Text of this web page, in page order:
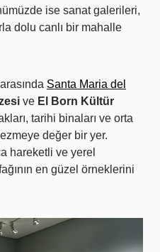
ise sanat galerileri,
dolu canlı bir mahalle
Santa Maria del
ve El Born Kültür
tarihi binaları ve orta
değer bir yer.
hareketli ve yerel
en güzel örneklerini